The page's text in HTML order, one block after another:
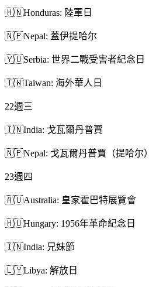
🇭🇳Honduras: 陸軍日
🇳🇵Nepal: 蓋伊提哈尔
🇾🇺Serbia: 世界二戰受害者紀念日
🇹🇼Taiwan: 海外華人日
22週三
🇮🇳India: 戈瓦爾丹普賈
🇳🇵Nepal: 戈瓦爾丹普賈（提哈尔）
23週四
🇦🇺Australia: 皇家霍巴特展覽會
🇭🇺Hungary: 1956年革命紀念日
🇮🇳India: 兄妹節
🇱🇾Libya: 解放日